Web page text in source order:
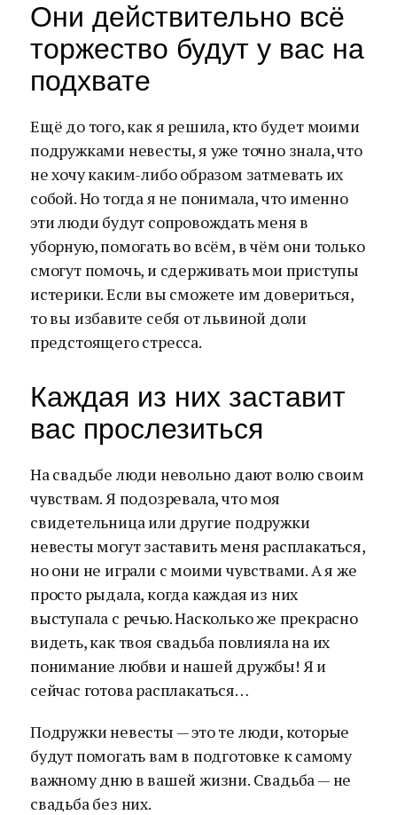
Они действительно всё
торжество будут у вас на
подхвате
Ещё до того, как я решила, кто будет моими
подружками невесты, я уже точно знала, что
не хочу каким-либо образом затмевать их
собой. Но тогда я не понимала, что именно
эти люди будут сопровождать меня в
уборную, помогать во всём, в чём они только
смогут помочь, и сдерживать мои приступы
истерики. Если вы сможете им довериться,
то вы избавите себя от львиной доли
предстоящего стресса.
Каждая из них заставит
вас прослезиться
На свадьбе люди невольно дают волю своим
чувствам. Я подозревала, что моя
свидетельница или другие подружки
невесты могут заставить меня расплакаться,
но они не играли с моими чувствами. А я же
просто рыдала, когда каждая из них
выступала с речью. Насколько же прекрасно
видеть, как твоя свадьба повлияла на их
понимание любви и нашей дружбы! Я и
сейчас готова расплакаться…
Подружки невесты — это те люди, которые
будут помогать вам в подготовке к самому
важному дню в вашей жизни. Свадьба — не
свадьба без них.